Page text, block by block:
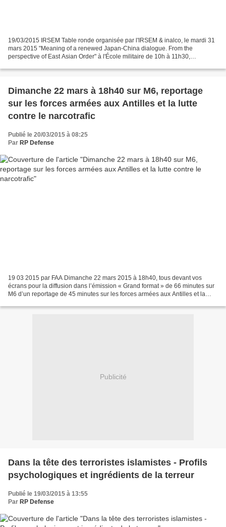
19/03/2015 IRSEM Table ronde organisée par l'IRSEM & inalco, le mardi 31
mars 2015 "Meaning of a renewed Japan-China dialogue. From the
perspective of East Asian Order" à l'École militaire de 10h à 11h30,
Dimanche 22 mars à 18h40 sur M6, reportage
sur les forces armées aux Antilles et la lutte
contre le narcotrafic
Publié le 20/03/2015 à 08:25
Par RP Defense
19 03 2015 par FAA Dimanche 22 mars 2015 à 18h40, tous devant vos
écrans pour la diffusion dans l’émission « Grand format » de 66 minutes sur
M6 d’un reportage de 45 minutes sur les forces armées aux Antilles et la
Publicité
Dans la tête des terroristes islamistes - Profils
psychologiques et ingrédients de la terreur
Publié le 19/03/2015 à 13:55
Par RP Defense